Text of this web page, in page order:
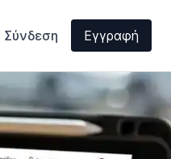
Σύνδεση Εγγραφή